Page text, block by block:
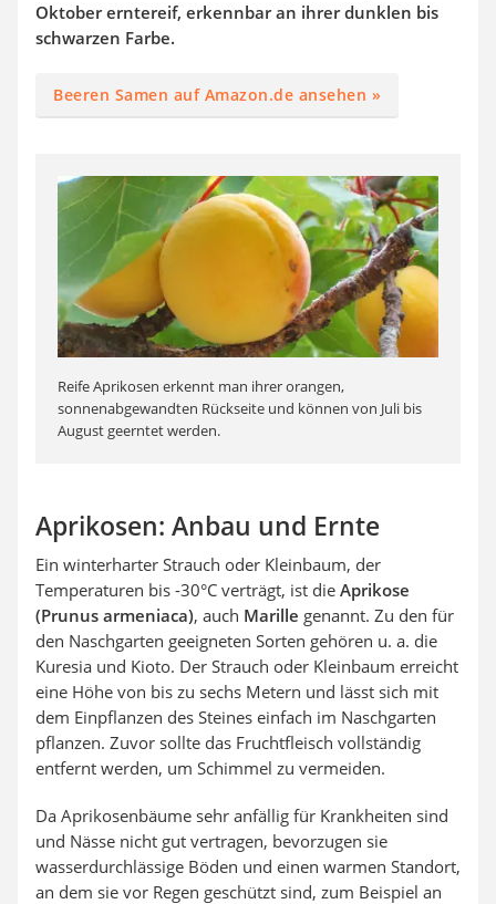
Oktober erntereif, erkennbar an ihrer dunklen bis
schwarzen Farbe.
Beeren Samen auf Amazon.de ansehen »
Reife Aprikosen erkennt man ihrer orangen,
sonnenabgewandten Rückseite und können von Juli bis
August geerntet werden.
Aprikosen: Anbau und Ernte
Ein winterharter Strauch oder Kleinbaum, der
Temperaturen bis -30°C verträgt, ist die Aprikose
(Prunus armeniaca), auch Marille genannt. Zu den für
den Naschgarten geeigneten Sorten gehören u. a. die
Kuresia und Kioto. Der Strauch oder Kleinbaum erreicht
eine Höhe von bis zu sechs Metern und lässt sich mit
dem Einpflanzen des Steines einfach im Naschgarten
pflanzen. Zuvor sollte das Fruchtfleisch vollständig
entfernt werden, um Schimmel zu vermeiden.
Da Aprikosenbäume sehr anfällig für Krankheiten sind
und Nässe nicht gut vertragen, bevorzugen sie
wasserdurchlässige Böden und einen warmen Standort,
an dem sie vor Regen geschützt sind, zum Beispiel an